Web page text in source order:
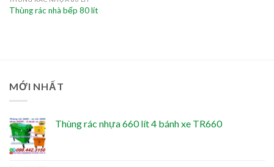
Thùng rác nhà bếp 80 lít
MỚI NHẤT
Thùng rác nhựa 660 lít 4 bánh xe TR660